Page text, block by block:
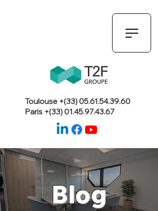
Toulouse +(33)05.61.54.39.60
Paris +(33)01.45.97.43.67
Blog